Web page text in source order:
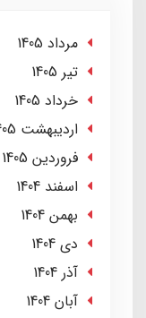
مرداد 1405
تير 1405
خرداد 1405
ارديبهشت 1405
فروردین 1405
اسفند 1404
بهمن 1404
دی 1404
آذر 1404
آبان 1404